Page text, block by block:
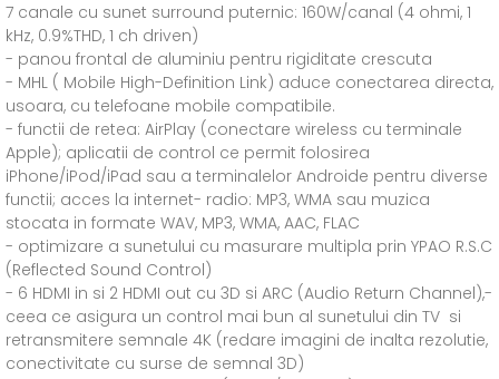
7 canale cu sunet surround puternic: 160W/canal (4 ohmi, 1
kHz, 0.9%THD, 1 ch driven)
- panou frontal de aluminiu pentru rigiditate crescuta
- MHL ( Mobile High-Definition Link) aduce conectarea directa,
usoara, cu telefoane mobile compatibile.
- functii de retea: AirPlay (conectare wireless cu terminale
Apple); aplicatii de control ce permit folosirea
iPhone/iPod/iPad sau a terminalelor Androide pentru diverse
functii; acces la internet- radio: MP3, WMA sau muzica
stocata in formate WAV, MP3, WMA, AAC, FLAC
- optimizare a sunetului cu masurare multipla prin YPAO R.S.C
(Reflected Sound Control)
- 6 HDMI in si 2 HDMI out cu 3D si ARC (Audio Return Channel),-
ceea ce asigura un control mai bun al sunetului din TV si
retransmitere semnale 4K (redare imagini de inalta rezolutie,
conectivitate cu surse de semnal 3D)